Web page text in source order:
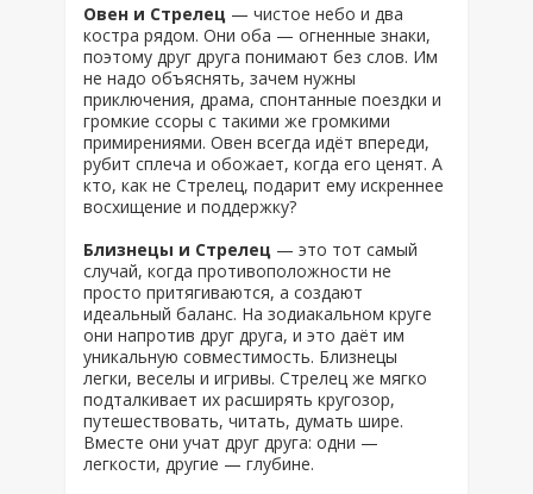
Овен и Стрелец — чистое небо и два
костра рядом. Они оба — огненные знаки,
поэтому друг друга понимают без слов. Им
не надо объяснять, зачем нужны
приключения, драма, спонтанные поездки и
громкие ссоры с такими же громкими
примирениями. Овен всегда идёт впереди,
рубит сплеча и обожает, когда его ценят. А
кто, как не Стрелец, подарит ему искреннее
восхищение и поддержку?
Близнецы и Стрелец — это тот самый
случай, когда противоположности не
просто притягиваются, а создают
идеальный баланс. На зодиакальном круге
они напротив друг друга, и это даёт им
уникальную совместимость. Близнецы
легки, веселы и игривы. Стрелец же мягко
подталкивает их расширять кругозор,
путешествовать, читать, думать шире.
Вместе они учат друг друга: одни —
легкости, другие — глубине.